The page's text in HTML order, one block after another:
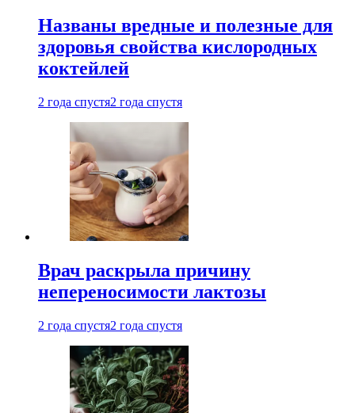
Названы вредные и полезные для
здоровья свойства кислородных
коктейлей
2 года спустя2 года спустя
Врач раскрыла причину
непереносимости лактозы
2 года спустя2 года спустя